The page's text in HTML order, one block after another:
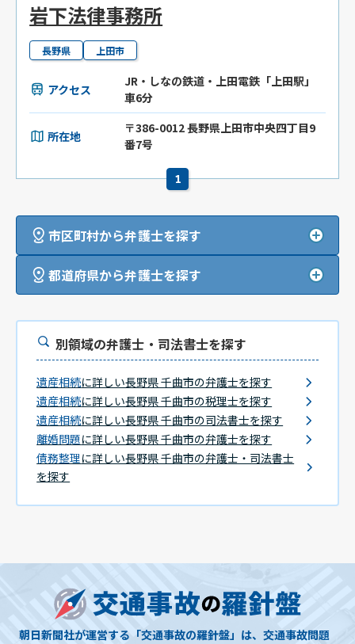
岩下法律事務所
長野県 上田市
アクセス
JR・しなの鉄道・上田電鉄「上田駅」
車6分
所在地
〒386-0012 長野県上田市中央四丁目9
番7号
1
市区町村から弁護士を探す
都道府県から弁護士を探す
別領域の弁護士・司法書士を探す
遺産相続に詳しい長野県 千曲市の弁護士を探す
遺産相続に詳しい長野県 千曲市の税理士を探す
遺産相続に詳しい長野県 千曲市の司法書士を探す
離婚問題に詳しい長野県 千曲市の弁護士を探す
債務整理に詳しい長野県 千曲市の弁護士・司法書士
を探す
朝日新聞社が運営する「交通事故の羅針盤」は、交通事故問題